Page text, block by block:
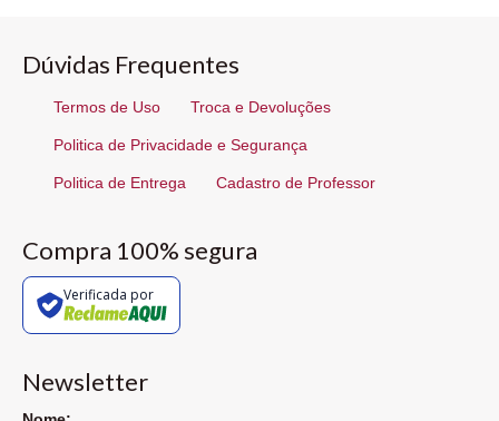
Dúvidas Frequentes
Termos de Uso Troca e Devoluções
Politica de Privacidade e Segurança
Politica de Entrega Cadastro de Professor
Compra 100% segura
Verificada por
Newsletter